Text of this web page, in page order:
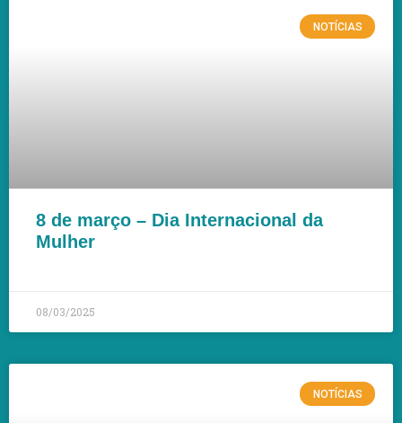
NOTÍCIAS
8 de março – Dia Internacional da
Mulher
08/03/2025
NOTÍCIAS